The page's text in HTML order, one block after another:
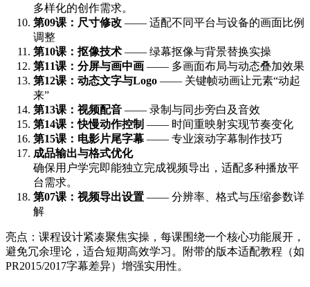
多样化的创作需求。
第09课：尺寸修改 —— 适配不同平台与设备的画面比例
调整
第10课：抠像技术 —— 绿幕抠像与背景替换实操
第11课：分屏与画中画 —— 多画面布局与动态叠加效果
第12课：动态文字与Logo —— 关键帧动画让元素“动起
来”
第13课：视频配音 —— 录制与同步旁白及音效
第14课：快慢动作控制 —— 时间重映射实现节奏变化
第15课：电影片尾字幕 —— 专业滚动字幕制作技巧
成品输出与格式优化
确保用户学完即能独立完成视频导出，适配多种播放平
台需求。
第07课：视频导出设置 —— 分辨率、格式与压缩参数详
解
亮点：课程设计紧凑聚焦实操，每课围绕一个核心功能展开，
避免冗余理论，适合短期高效学习。附带的版本适配教程（如
PR2015/2017字幕差异）增强实用性。